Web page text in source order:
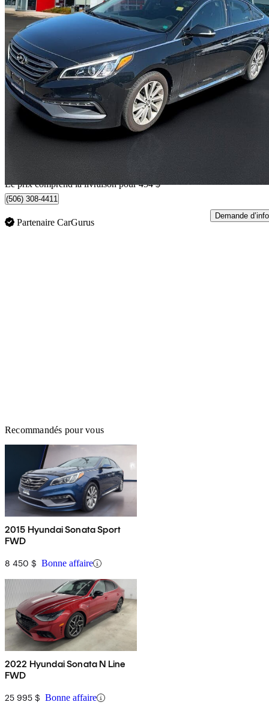
2016 Hyundai Sonata
Sport Tech FWD62 522 km
Livraison à domicile de Fredericton, NB
Le prix comprend la livraison pour 454 $
(506) 308-4411
Partenaire CarGurus
Demande d’info
Recommandés pour vous
2015 Hyundai Sonata Sport
FWD
8 450 $ Bonne affaire
2022 Hyundai Sonata N Line
FWD
25 995 $ Bonne affaire